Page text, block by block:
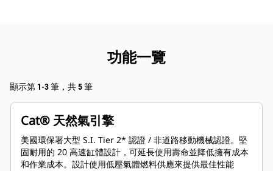
功能一覽
顯示第 1-3 筆，共 5 筆
Cat® 天然氣引擎
美國環保署大型 S.I. Tier 2* 認證 / 非道路移動機械認證。堅
固耐用的 20 高速缸體設計，可延長使用壽命並降低擁有成本
和作業成本。設計使用低壓氣體燃料供應來提供最佳性能